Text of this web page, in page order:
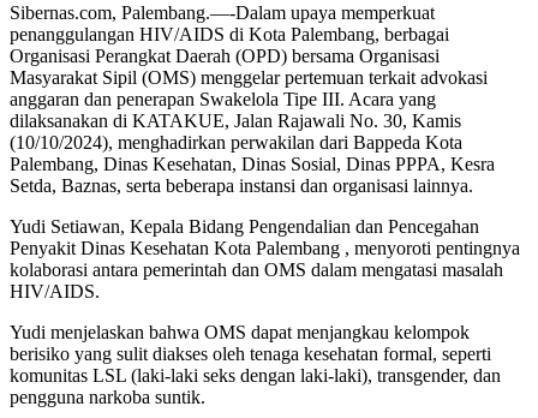
Sibernas.com, Palembang.—-Dalam upaya memperkuat
penanggulangan HIV/AIDS di Kota Palembang, berbagai
Organisasi Perangkat Daerah (OPD) bersama Organisasi
Masyarakat Sipil (OMS) menggelar pertemuan terkait advokasi
anggaran dan penerapan Swakelola Tipe III. Acara yang
dilaksanakan di KATAKUE, Jalan Rajawali No. 30, Kamis
(10/10/2024), menghadirkan perwakilan dari Bappeda Kota
Palembang, Dinas Kesehatan, Dinas Sosial, Dinas PPPA, Kesra
Setda, Baznas, serta beberapa instansi dan organisasi lainnya.
Yudi Setiawan, Kepala Bidang Pengendalian dan Pencegahan
Penyakit Dinas Kesehatan Kota Palembang , menyoroti pentingnya
kolaborasi antara pemerintah dan OMS dalam mengatasi masalah
HIV/AIDS.
Yudi menjelaskan bahwa OMS dapat menjangkau kelompok
berisiko yang sulit diakses oleh tenaga kesehatan formal, seperti
komunitas LSL (laki-laki seks dengan laki-laki), transgender, dan
pengguna narkoba suntik.